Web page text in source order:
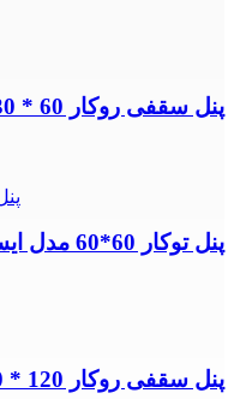
پنل سقفی روکار 60 * 30 ماین
پنل توکار 60*60 مدل ایساتیس 80 وات
پنل سقفی روکار 120 * 30 ماین